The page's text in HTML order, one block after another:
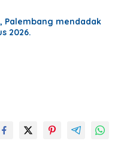
Palembang mendadak
2026.